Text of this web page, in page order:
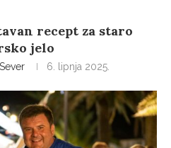
recept za staro
jelo
6. lipnja 2025.